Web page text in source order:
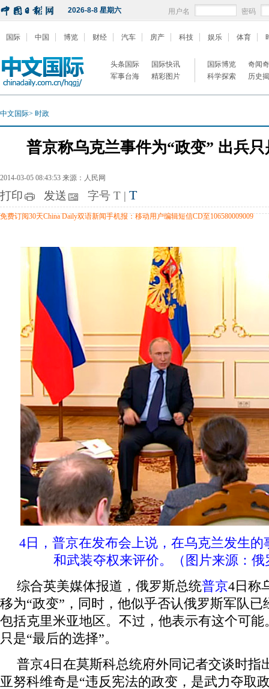
2026-8-8 星期六 用户名 密码
国际 中国 博览 财经 汽车 房产 科技 娱乐 体育
头条国际
国际快讯
军事台海
精彩图片
国际博览
奇闻
科学探索
历史
中文国际> 时政
普京称乌克兰事件为“政变” 出兵
2014-03-05 08:43:53 来源：人民网
打印 发送 字号 T | T
免费订阅30天China Daily双语新闻手机报：移动用户编辑短信CD至106580009009
4日，普京在发布会上说，在乌克兰发生
和武装夺权来评价。（图片来源：俄
综合英美媒体报道，俄罗斯总统普京4日称
移为“政变”，同时，他似乎否认俄罗斯军队已
包括克里米亚地区。不过，他表示有这个可
只是“最后的选择”。
普京4日在莫斯科总统府外同记者交谈时指
亚努科维奇是“违反宪法的政变，是武力夺取